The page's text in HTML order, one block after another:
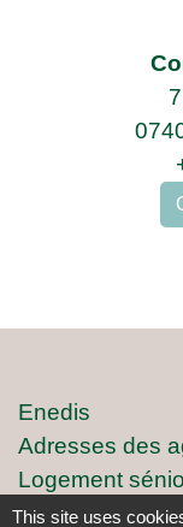
Enedis
Adresses des
Logement
Covoiturage
This site uses